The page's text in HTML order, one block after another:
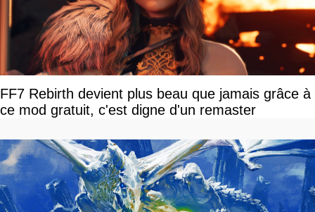
FF7 Rebirth devient plus beau que jamais grâce à
ce mod gratuit, c'est digne d'un remaster